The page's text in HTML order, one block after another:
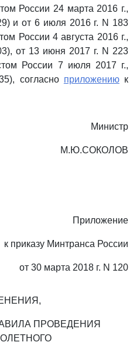
России 24 марта 2016 г.,
и от 6 июля 2016 г. N 183
России 4 августа 2016 г.,
от 13 июня 2017 г. N 223
России 7 июля 2017 г.,
согласно приложениюк
Министр
М.Ю.СОКОЛОВ
Приложение
к приказу Минтранса России
от 30 марта 2018 г. N 120
ПРОВЕДЕНИЯ